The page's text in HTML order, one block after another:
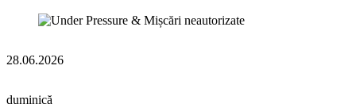
28.06.2026
duminică